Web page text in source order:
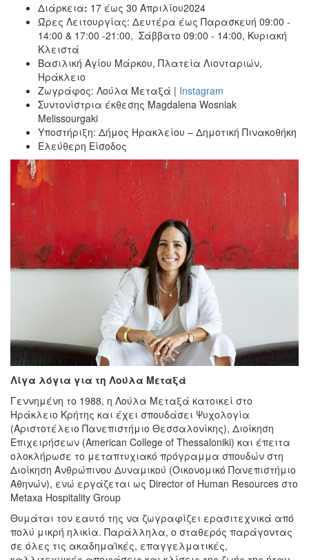
Διάρκεια: 17 έως 30 Απριλίου2024
Ώρες Λειτουργίας: Δευτέρα έως Παρασκευή 09:00 -
14:00 & 17:00 -21:00, Σάββατο 09:00 - 14:00, Κυριακή
Κλειστά
Βασιλική Αγίου Μάρκου, Πλατεία Λιονταριών,
Ηράκλειο
Ζωγράφος: Λούλα Μεταξά | Instagram
Συντονίστρια έκθεσης Magdalena Wosniak
Melissourgaki
Υποστήριξη: Δήμος Ηρακλείου – Δημοτική Πινακοθήκη
Ελεύθερη Είσοδος
Λίγα λόγια για τη Λούλα Μεταξά
Γεννημένη το 1988, η Λούλα Μεταξά κατοικεί στο
Ηράκλειο Κρήτης και έχει σπουδάσει Ψυχολογία
(Αριστοτέλειο Πανεπιστήμιο Θεσσαλονίκης), Διοίκηση
Επιχειρήσεων (American College of Thessaloniki) και έπειτα
ολοκλήρωσε το μεταπτυχιακό πρόγραμμα σπουδών στη
Διοίκηση Ανθρώπινου Δυναμικού (Οικονομικό Πανεπιστήμιο
Αθηνών), ενώ εργάζεται ως Director of Human Resources στο
Metaxa Hospitality Group
Θυμάται τον εαυτό της να ζωγραφίζει ερασιτεχνικά από
πολύ μικρή ηλικία. Παράλληλα, ο σταθερός παράγοντας
σε όλες τις ακαδημαϊκές, επαγγελματικές,